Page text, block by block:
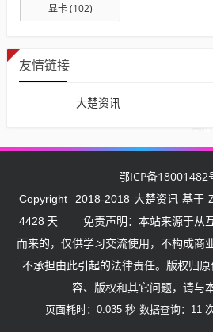
显卡(102)
友情链接
大楚资讯
鄂ICP备18001482
Copyright 2018-2018 大楚资讯 基于
4428 天
免责声明：本站来源于从
而来的，仅供学习交流使用，不构成商
不承担由此引起的法律责任。版权归
容、版权和其它问题，请与
页面耗时：0.035 秒 数据查询：11